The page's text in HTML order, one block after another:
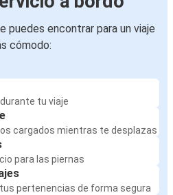
puedes encontrar para un viaje
cómodo:
tu viaje
cargados mientras te desplazas
para las piernas
pertenencias de forma segura